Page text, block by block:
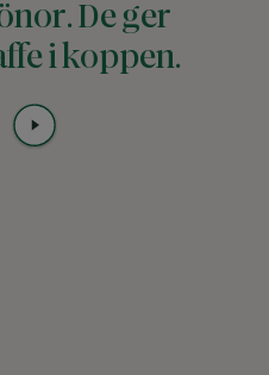
De ger
i koppen.